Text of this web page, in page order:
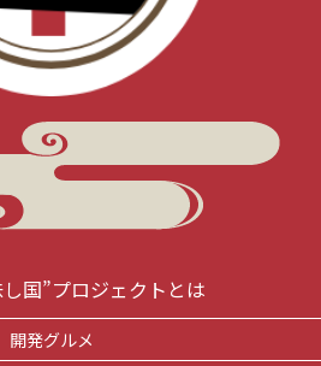
国”プロジェクトとは
開発グルメ